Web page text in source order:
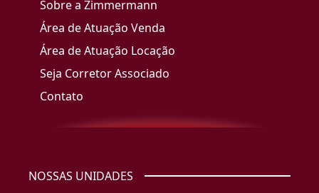
Sobre a Zimmermann
Área de Atuação Venda
Área de Atuação Locação
Seja Corretor Associado
Contato
NOSSAS UNIDADES